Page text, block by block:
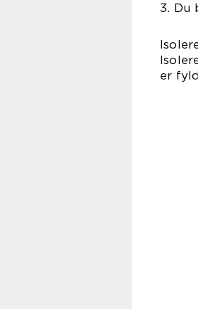
3. Du
er